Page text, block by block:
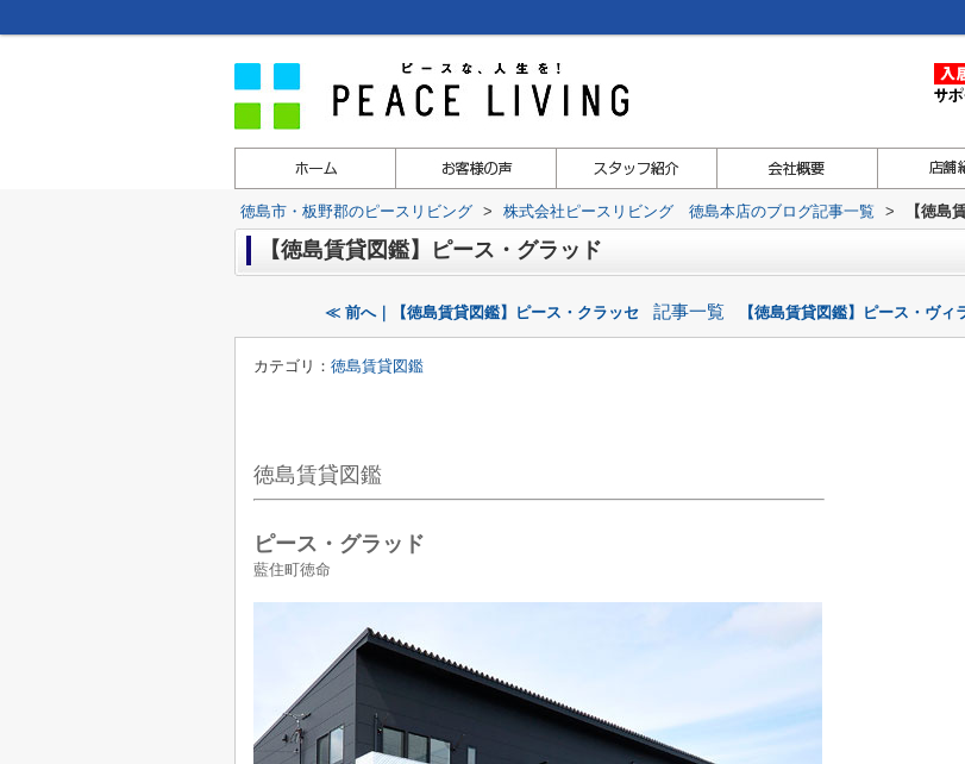
徳島市・板野郡のピースリビング > 株式会社ピースリビング 徳島本店のブログ記事一覧 > 【徳島
【徳島賃貸図鑑】ピース・グラッド
≪ 前へ｜【徳島賃貸図鑑】ピース・クラッセ 記事一覧 【徳島賃貸図鑑】ピース・ヴ
カテゴリ： 徳島賃貸図鑑
徳島賃貸図鑑
ピース・グラッド
藍住町徳命